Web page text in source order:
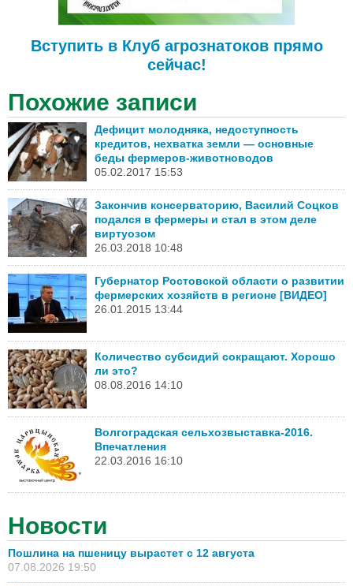
Вступить в Клуб агрознатоков прямо
сейчас!
Похожие записи
Дефицит молодняка, недоступность
кредитов, нехватка земли — основные
беды фермеров-животноводов
05.02.2017 15:53
Закончив консерваторию, Василий Соцков
подался в фермеры и стал в этом деле
виртуозом
26.03.2018 10:48
Губернатор Ростовской области о развитии
фермерских хозяйств в регионе [ВИДЕО]
26.01.2015 13:44
Количество субсидий сокращают. Хорошо
ли это?
08.08.2016 14:10
Волгоградская сельхозвыставка-2016.
Впечатления
22.03.2016 16:10
Новости
Пошлина на пшеницу вырастет с 12 августа
07.08.2026 19:50